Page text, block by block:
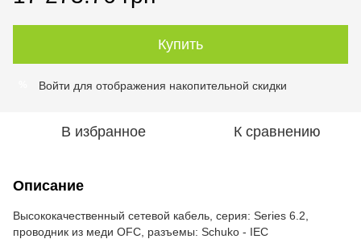
Купить
Войти для отображения накопительной скидки
В избранное К сравнению
Описание
Высококачественный сетевой кабель, серия: Series 6.2,
проводник из меди OFC, разъемы: Schuko - IEC